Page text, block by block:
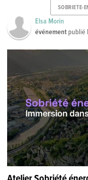
SOBRIETE-
Elsa Morin
événement